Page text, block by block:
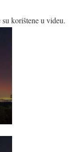
korištene u videu.